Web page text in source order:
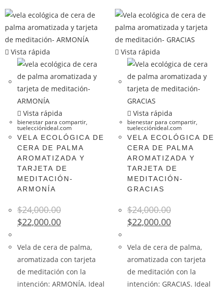
Vista rápida
Vista rápida
bienestar para compartir,
tuelecciónideal.com
VELA ECOLÓGICA DE
CERA DE PALMA
AROMATIZADA Y
TARJETA DE
MEDITACIÓN-
ARMONÍA
$24,000.00
$22,000.00
Vela de cera de palma,
aromatizada con tarjeta
de meditación con la
intención: ARMONÍA. Ideal
Vista rápida
Vista rápida
bienestar para compartir,
tuelecciónideal.com
VELA ECOLÓGICA DE
CERA DE PALMA
AROMATIZADA Y
TARJETA DE
MEDITACIÓN-
GRACIAS
$24,000.00
$22,000.00
Vela de cera de palma,
aromatizada con tarjeta
de meditación con la
intención: GRACIAS. Ideal